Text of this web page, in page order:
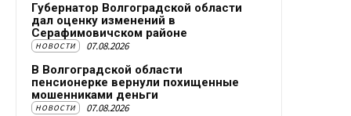
Губернатор Волгоградской области
дал оценку изменений в
Серафимовичском районе
НОВОСТИ 07.08.2026
В Волгоградской области
пенсионерке вернули похищенные
мошенниками деньги
НОВОСТИ 07.08.2026